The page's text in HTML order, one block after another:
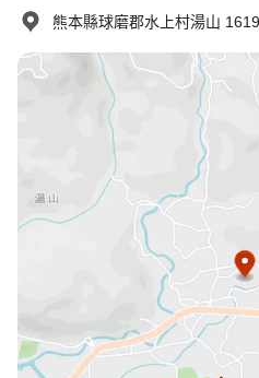
熊本縣球磨郡水上村湯山